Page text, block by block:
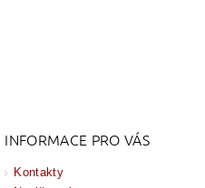
INFORMACE PRO VÁS
Kontakty